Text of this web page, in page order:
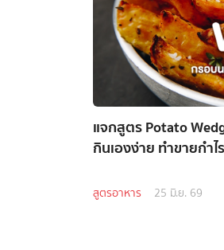
แจกสูตร Potato
กินเองง่าย ทำขายกำไ
สูตรอาหาร 25 มิ.ย. 69